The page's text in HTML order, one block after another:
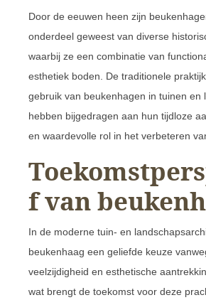
Door de eeuwen heen zijn
onderdeel geweest van diverse
waarbij ze een combinatie van
esthetiek boden. De traditionele
gebruik van beukenhagen in tuinen en
hebben bijgedragen aan hun tijdloze
en waardevolle rol in het verbeteren
f van
In de moderne tuin- en
beukenhaag een geliefde keuze
veelzijdigheid en esthetische
wat brengt de toekomst voor deze